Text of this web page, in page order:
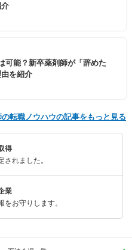
可能？新卒薬剤師が「辞めた
を紹介
転職ノウハウの記事をもっと見る
得
れました。
業
をお守りします。